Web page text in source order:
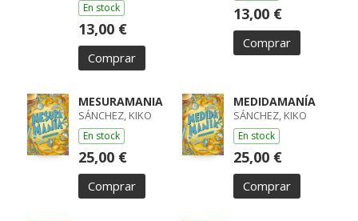
En stock
13,00 €
Comprar
13,00 €
Comprar
MESURAMANIA
SÁNCHEZ, KIKO
En stock
25,00 €
Comprar
MEDIDAMANÍA
SÁNCHEZ, KIKO
En stock
25,00 €
Comprar